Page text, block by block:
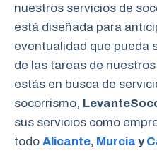
nuestros servicios de
está diseñada para
eventualidad que pueda
de las tareas de
estás en busca de
socorrismo,
sus servicios como
todo Alicante, Murcia y